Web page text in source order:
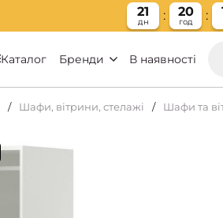
21
дн
20
год
Каталог Бренди В наявності
Шафи, вітрини, стелажі Шафи та